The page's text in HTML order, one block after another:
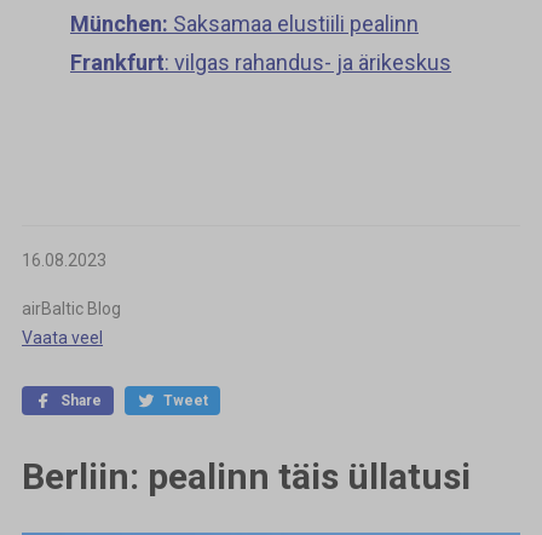
München: Saksamaa elustiili pealinn
Frankfurt: vilgas rahandus- ja ärikeskus
16.08.2023
airBaltic Blog
Vaata veel
Share Tweet
Berliin: pealinn täis üllatusi